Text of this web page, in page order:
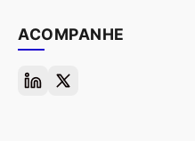
ACOMPANHE